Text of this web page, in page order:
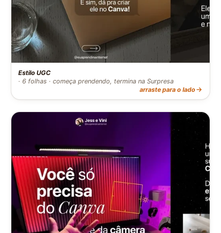
Estilo UGC
· 6 folhas · começa prendendo, termina na Surpresa
arraste para o lado